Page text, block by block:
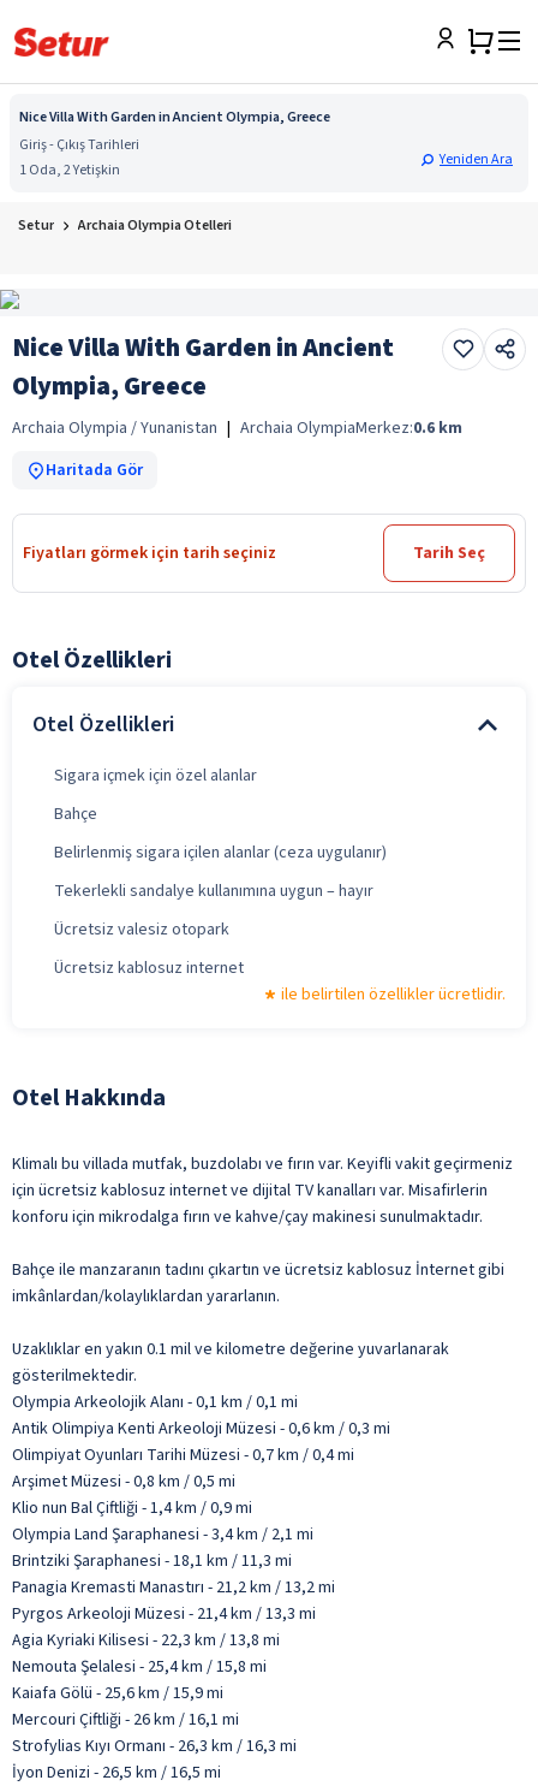
Nice Villa With Garden in Ancient Olympia, Greece
Giriş - Çıkış Tarihleri
1 Oda, 2 Yetişkin
Yeniden Ara
Setur Archaia Olympia Otelleri
Nice Villa With Garden in Ancient
Olympia, Greece
Archaia Olympia / Yunanistan | Archaia OlympiaMerkez:0.6 km
Haritada Gör
Fiyatları görmek için tarih seçiniz Tarih Seç
Otel Özellikleri
Otel Özellikleri
Sigara içmek için özel alanlar
Bahçe
Belirlenmiş sigara içilen alanlar (ceza uygulanır)
Tekerlekli sandalye kullanımına uygun – hayır
Ücretsiz valesiz otopark
Ücretsiz kablosuz internet
ile belirtilen özellikler ücretlidir.
Otel Hakkında
Klimalı bu villada mutfak, buzdolabı ve fırın var. Keyifli vakit geçirmeniz
için ücretsiz kablosuz internet ve dijital TV kanalları var. Misafirlerin
konforu için mikrodalga fırın ve kahve/çay makinesi sunulmaktadır.
Bahçe ile manzaranın tadını çıkartın ve ücretsiz kablosuz İnternet gibi
imkânlardan/kolaylıklardan yararlanın.
Uzaklıklar en yakın 0.1 mil ve kilometre değerine yuvarlanarak
gösterilmektedir.
Olympia Arkeolojik Alanı - 0,1 km / 0,1 mi
Antik Olimpiya Kenti Arkeoloji Müzesi - 0,6 km / 0,3 mi
Olimpiyat Oyunları Tarihi Müzesi - 0,7 km / 0,4 mi
Arşimet Müzesi - 0,8 km / 0,5 mi
Klio nun Bal Çiftliği - 1,4 km / 0,9 mi
Olympia Land Şaraphanesi - 3,4 km / 2,1 mi
Brintziki Şaraphanesi - 18,1 km / 11,3 mi
Panagia Kremasti Manastırı - 21,2 km / 13,2 mi
Pyrgos Arkeoloji Müzesi - 21,4 km / 13,3 mi
Agia Kyriaki Kilisesi - 22,3 km / 13,8 mi
Nemouta Şelalesi - 25,4 km / 15,8 mi
Kaiafa Gölü - 25,6 km / 15,9 mi
Mercouri Çiftliği - 26 km / 16,1 mi
Strofylias Kıyı Ormanı - 26,3 km / 16,3 mi
İyon Denizi - 26,5 km / 16,5 mi